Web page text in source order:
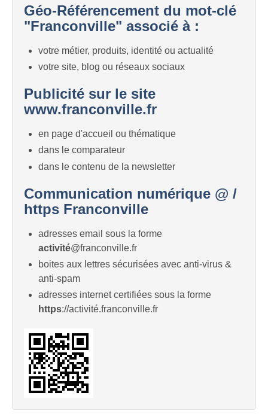
Géo-Référencement du mot-clé
"Franconville" associé à :
votre métier, produits, identité ou actualité
votre site, blog ou réseaux sociaux
Publicité sur le site
www.franconville.fr
en page d'accueil ou thématique
dans le comparateur
dans le contenu de la newsletter
Communication numérique @ /
https Franconville
adresses email sous la forme
activité@franconville.fr
boites aux lettres sécurisées avec anti-virus &
anti-spam
adresses internet certifiées sous la forme
https://activité.franconville.fr